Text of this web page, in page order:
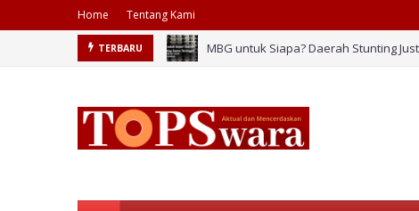
Home Tentang Kami
TERBARU